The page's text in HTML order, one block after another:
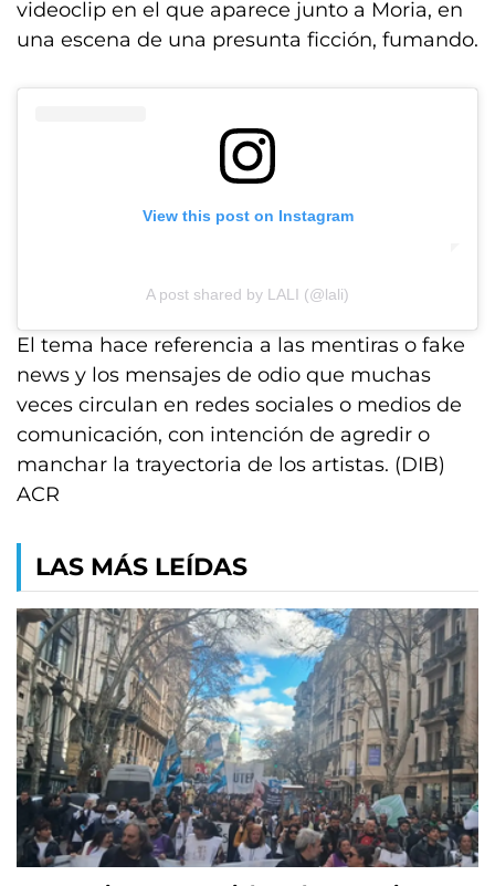
videoclip en el que aparece junto a Moria, en
una escena de una presunta ficción, fumando.
View this post on Instagram
A post shared by LALI (@lali)
El tema hace referencia a las mentiras o fake
news y los mensajes de odio que muchas
veces circulan en redes sociales o medios de
comunicación, con intención de agredir o
manchar la trayectoria de los artistas. (DIB)
ACR
LAS MÁS LEÍDAS